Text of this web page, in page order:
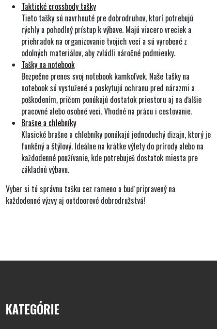
Taktické crossbody tašky
Tieto tašky sú navrhnuté pre dobrodruhov, ktorí potrebujú
rýchly a pohodlný prístup k výbave. Majú viacero vreciek a
priehradok na organizovanie tvojich vecí a sú vyrobené z
odolných materiálov, aby zvládli náročné podmienky.
Tašky na notebook
Bezpečne prenes svoj notebook kamkoľvek. Naše tašky na
notebook sú vystužené a poskytujú ochranu pred nárazmi a
poškodením, pričom ponúkajú dostatok priestoru aj na ďalšie
pracovné alebo osobné veci. Vhodné na prácu i cestovanie.
Brašne a chlebníky
Klasické brašne a chlebníky ponúkajú jednoduchý dizajn, ktorý je
funkčný a štýlový. Ideálne na krátke výlety do prírody alebo na
každodenné používanie, kde potrebuješ dostatok miesta pre
základnú výbavu.
Vyber si tú správnu tašku cez rameno a buď pripravený na
každodenné výzvy aj outdoorové dobrodružstvá!
KATEGÓRIE